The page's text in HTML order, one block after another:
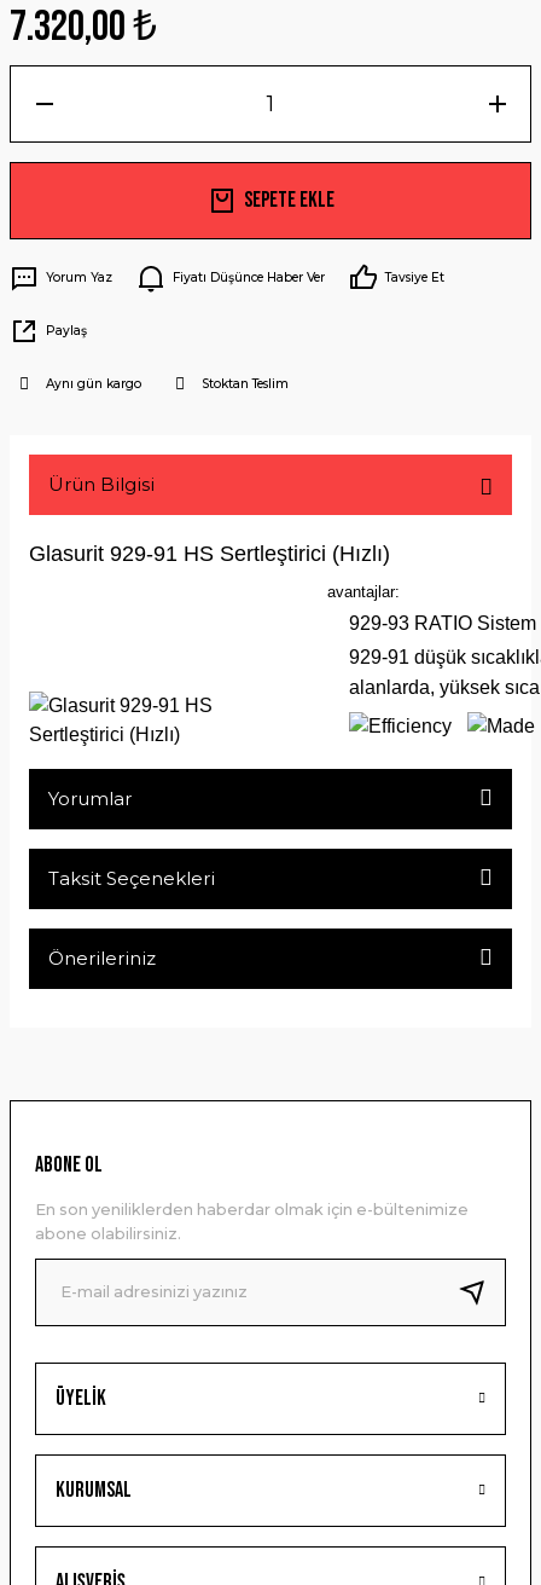
7.320,00 ₺
Sepete Ekle
Yorum Yaz Fiyatı Düşünce Haber Ver Tavsiye Et
Paylaş
Aynı gün kargo Stoktan Teslim
Ürün Bilgisi
Glasurit 929-91 HS Sertleştirici (Hızlı)
avantajlar:
929-93 RATIO Sistem
929-91 düşük
alanlarda, yüksek
Yorumlar
Taksit Seçenekleri
Önerileriniz
Ürün resmi kalitesiz, bozuk veya görüntülenemiyor.
Ürün bilgilerinde hatalar bulunuyor.
Ürün fiyatı diğer sitelerden daha pahalı.
Bu ürüne benzer farklı alternatifler olmalı.
Üyelik
Kurumsal
ABONE OL
En son yeniliklerden haberdar olmak için e-bültenimize
abone olabilirsiniz.